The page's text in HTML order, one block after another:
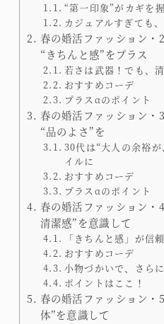
“第一印象”がカギを
カジュアルすぎても
春の婚活ファッション
“きちんと感”をプラス
若さは武器！でも、
おすすめコーデ
プラスαのポイント
春の婚活ファッション・
“品のよさ”を
30代は“大人の余裕
イルに
おすすめコーデ
プラスαのポイント
春の婚活ファッション・
清潔感”を意識して
「きちんと感」が信
おすすめコーデ
小物づかいで、さら
ポイントはここ！
春の婚活ファッション・
体”を意識して